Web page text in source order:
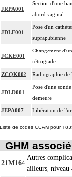
JRPA001
Section d'une
abord vaginal
JDLF001
Pose d'un
suprapubienne
JCKE001
Changement
rétrograde
ZCQK002 Radiographie de
JDLD001
Pose d'une
demeure]
JEPA007 Libération de
Liste de codes CCAM pour
GHM
21M164
Autres
ailleurs, niveau